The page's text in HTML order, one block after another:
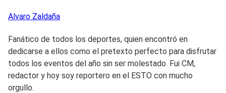
Alvaro Zaldaña
Fanático de todos los deportes, quien encontró en
dedicarse a ellos como el pretexto perfecto para disfrutar
todos los eventos del año sin ser molestado. Fui CM,
redactor y hoy soy reportero en el ESTO con mucho
orgullo.